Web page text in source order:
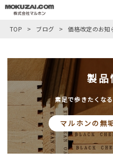
TOP > ブログ > 価格改定のお知
製品
素足で歩きたくな
マルホンの